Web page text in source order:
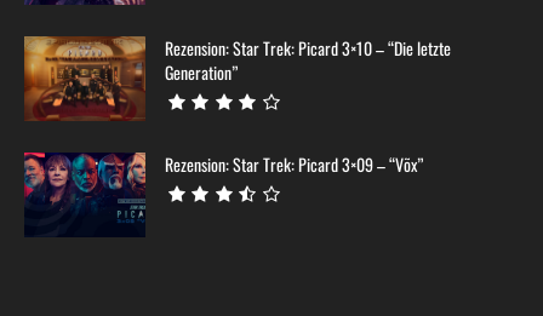
Rezension: Star Trek: Picard 3×10 – “Die letzte
Generation”
Rezension: Star Trek: Picard 3×09 – “Võx”